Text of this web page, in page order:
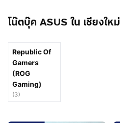
โน๊ตบุ๊ค ASUS ใน เชียงใหม่
Republic Of
Gamers
(ROG
Gaming)
(3)